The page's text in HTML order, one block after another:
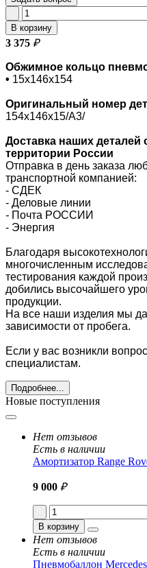
В корзину
3 375 ₽
Обжимное кольцо
• 15х146х154
Оригинальный номер
154х146х15/A3/
Доставка наших деталей
территории России
Отправка в день заказа
транспортной компанией:
- СДЕК
- Деловые линии
- Почта РОССИИ
- Энергия
Благодаря
многочисленным
тестирования каждой
добились высочайшего
продукции.
На все наши изделия мы
зависимости от пробега.
Если у вас возникли
специалистам.
Подробнее...
Новые поступления
Нет отзывов
Есть в наличии
Амортизатор Range
9 000 ₽
В корзину
Нет отзывов
Есть в наличии
Пневмобаллон